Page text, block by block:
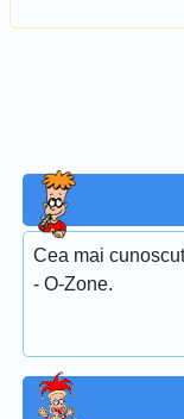
Cea mai
- O-Zone.